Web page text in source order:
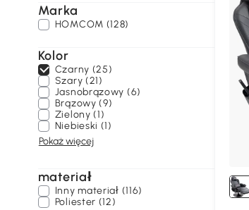
Marka
HOMCOM (128)
Kolor
Czarny (25)
Szary (21)
Jasnobrązowy (6)
Brązowy (9)
Zielony (1)
Niebieski (1)
Pokaż więcej
materiał
Inny materiał (116)
Poliester (12)